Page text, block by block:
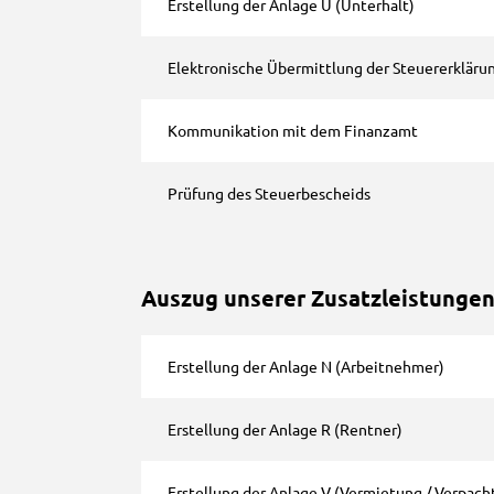
Erstellung der Anlage U (Unterhalt)
Elektronische Übermittlung der
Kommunikation mit dem Finanzamt
Prüfung des Steuerbescheids
Auszug unserer Zusatzleistungen
Erstellung der Anlage N (Arbeitnehmer)
Erstellung der Anlage R (Rentner)